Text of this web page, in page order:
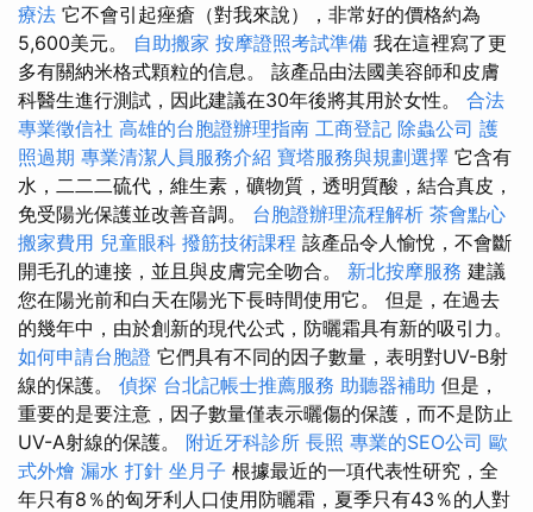
療法 它不會引起痤瘡（對我來說），非常好的價格約為
5,600美元。 自助搬家 按摩證照考試準備 我在這裡寫了更
多有關納米格式顆粒的信息。 該產品由法國美容師和皮膚
科醫生進行測試，因此建議在30年後將其用於女性。 合法
專業徵信社 高雄的台胞證辦理指南 工商登記 除蟲公司 護
照過期 專業清潔人員服務介紹 寶塔服務與規劃選擇 它含有
水，二二二硫代，維生素，礦物質，透明質酸，結合真皮，
免受陽光保護並改善音調。 台胞證辦理流程解析 茶會點心
搬家費用 兒童眼科 撥筋技術課程 該產品令人愉悅，不會斷
開毛孔的連接，並且與皮膚完全吻合。 新北按摩服務 建議
您在陽光前和白天在陽光下長時間使用它。 但是，在過去
的幾年中，由於創新的現代公式，防曬霜具有新的吸引力。
如何申請台胞證 它們具有不同的因子數量，表明對UV-B射
線的保護。 偵探 台北記帳士推薦服務 助聽器補助 但是，
重要的是要注意，因子數量僅表示曬傷的保護，而不是防止
UV-A射線的保護。 附近牙科診所 長照 專業的SEO公司 歐
式外燴 漏水 打針 坐月子 根據最近的一項代表性研究，全
年只有8％的匈牙利人口使用防曬霜，夏季只有43％的人對